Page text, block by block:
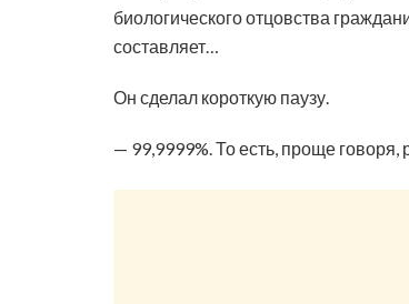
биологического отцовства
составляет…
Он сделал короткую паузу.
— 99,9999%. То есть, проще